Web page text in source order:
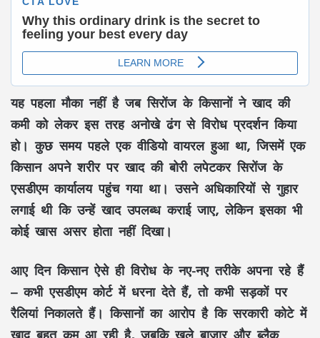
यह पहला मौका नहीं है जब सिरोंज के किसानों ने खाद की
कमी को लेकर इस तरह अनोखे ढंग से विरोध प्रदर्शन किया
हो। कुछ समय पहले एक वीडियो वायरल हुआ था, जिसमें एक
किसान अपने शरीर पर खाद की बोरी लपेटकर सिरोंज के
एसडीएम कार्यालय पहुंच गया था। उसने अधिकारियों से गुहार
लगाई थी कि उन्हें खाद उपलब्ध कराई जाए, लेकिन इसका भी
कोई खास असर होता नहीं दिखा।
आए दिन किसान ऐसे ही विरोध के नए-नए तरीके अपना रहे हैं
– कभी एसडीएम कोर्ट में धरना देते हैं, तो कभी सड़कों पर
रैलियां निकालते हैं। किसानों का आरोप है कि सरकारी कोटे में